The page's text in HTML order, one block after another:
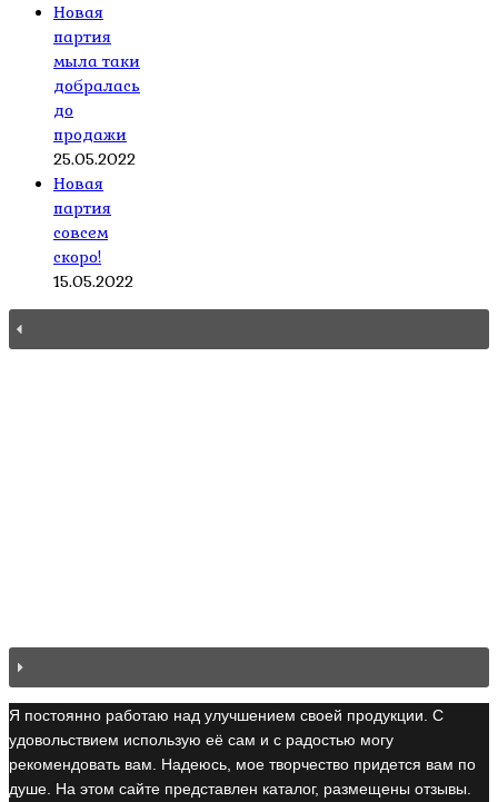
Новая
партия
мыла таки
добралась
до
продажи
25.05.2022
Новая
партия
совсем
скоро!
15.05.2022
Я постоянно работаю над улучшением своей продукции. С
удовольствием использую её сам и с радостью могу
рекомендовать вам. Надеюсь, мое творчество придется вам по
душе. На этом сайте представлен каталог, размещены отзывы.